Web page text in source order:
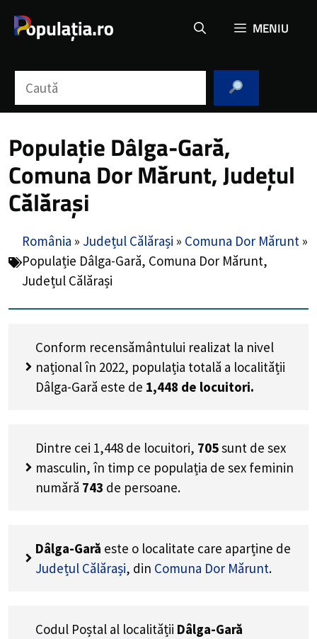
MENIU
Populație Dâlga-Gară,
Comuna Dor Mărunt, Județul
Călărași
România » Județul Călărași » Comuna Dor Mărunt »
Populație Dâlga-Gară, Comuna Dor Mărunt,
Județul Călărași
Conform recensământului realizat la nivel
național în 2022, populația totală a localității
Dâlga-Gară este de 1,448 de locuitori.
Dintre cei 1,448 de locuitori, 705sunt de sex
masculin, în timp ce populația de sex feminin
numără 743 de persoane.
Dâlga-Gară este o localitate care aparține de
Județul Călărași, din Comuna Dor Mărunt.
Codul Poștal al localității Dâlga-Gară